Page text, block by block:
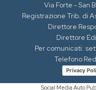
Via Forte - San
Registrazione Trib. di
Direttore
Direttore
Per comunicati:
Telefono
Privacy
Social Media Auto